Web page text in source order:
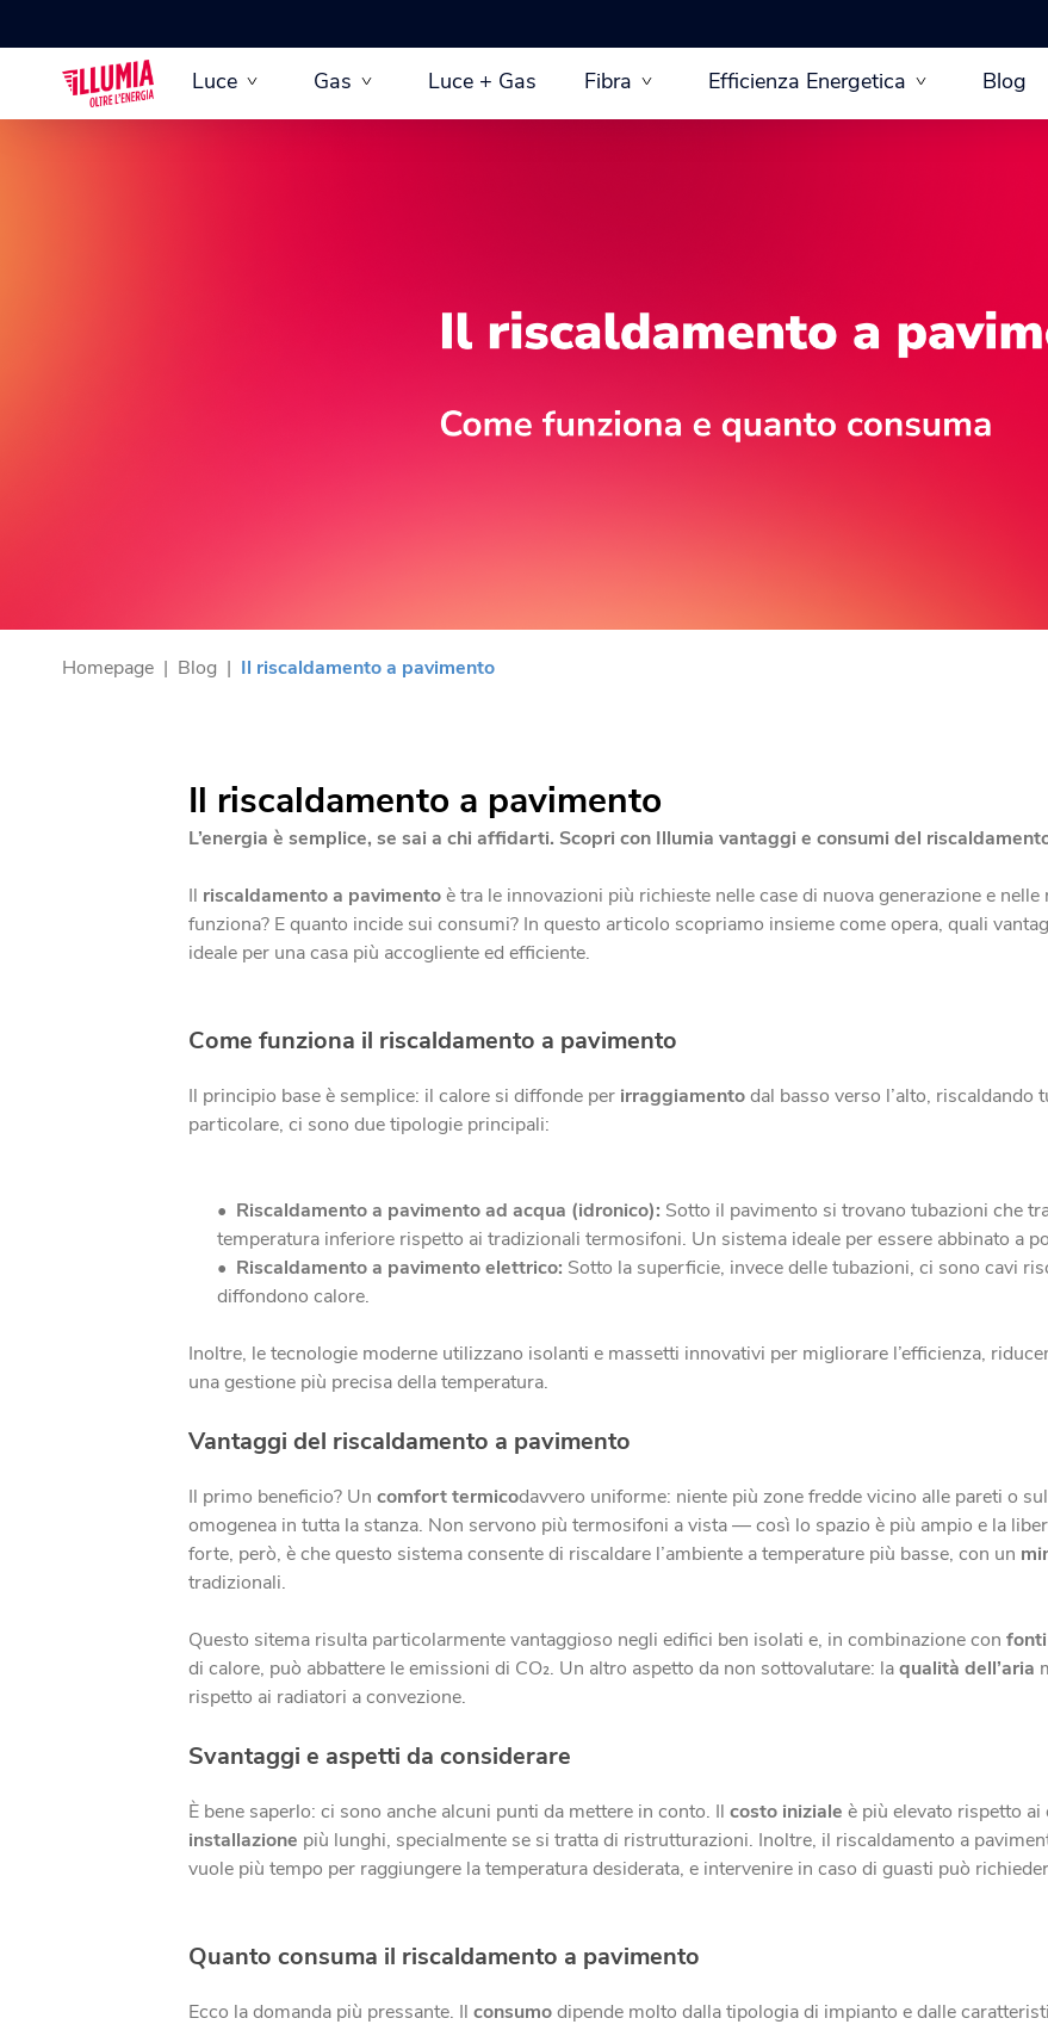
Luce Gas Luce + Gas Fibra Efficienza Energetica Blog
Homepage | Blog | Il riscaldamento a pavimento
Il riscaldamento a pavimento
L’energia è semplice, se sai a chi affidarti. Scopri con Illumia vantaggi e consumi del
Il riscaldamento a pavimentoè tra le innovazioni più richieste nelle case di nuova generazione e
funziona? E quanto incide sui consumi? In questo articolo scopriamo insieme come opera, quali
ideale per una casa più accogliente ed efficiente.
Come funziona il riscaldamento a pavimento
Il principio base è semplice: il calore si diffonde per irraggiamentodal basso verso l’alto, riscaldando
particolare, ci sono due tipologie principali:
Riscaldamento a pavimento ad acqua (idronico): Sotto il pavimento si trovano tubazioni che
temperatura inferiore rispetto ai tradizionali termosifoni. Un sistema ideale per essere abbinato a
Riscaldamento a pavimento elettrico: Sotto la superficie, invece delle tubazioni, ci sono cavi
diffondono calore.
Inoltre, le tecnologie moderne utilizzano isolanti e massetti innovativi per migliorare l’efficienza,
una gestione più precisa della temperatura.
Vantaggi del riscaldamento a pavimento
Il primo beneficio? Un comfort termicodavvero uniforme: niente più zone fredde vicino alle pareti o
omogenea in tutta la stanza. Non servono più termosifoni a vista — così lo spazio è più ampio e la
forte, però, è che questo sistema consente di riscaldare l’ambiente a temperature più basse, con un
tradizionali.
Questo sitema risulta particolarmente vantaggioso negli edifici ben isolati e, in combinazione con
di calore, può abbattere le emissioni di CO₂. Un altro aspetto da non sottovalutare: laqualità dell’aria
rispetto ai radiatori a convezione.
Svantaggi e aspetti da considerare
È bene saperlo: ci sono anche alcuni punti da mettere in conto. Il costo iniziale è più elevato rispetto
installazione più lunghi, specialmente se si tratta di ristrutturazioni. Inoltre, il riscaldamento a
vuole più tempo per raggiungere la temperatura desiderata, e intervenire in caso di guasti può
Quanto consuma il riscaldamento a pavimento
Ecco la domanda più pressante. Il consumodipende molto dalla tipologia di impianto e dalle